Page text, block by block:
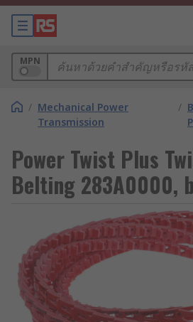
MPN
/ Mechanical Power
Transmission
/
Power Twist Plus
Belting 283A0000,